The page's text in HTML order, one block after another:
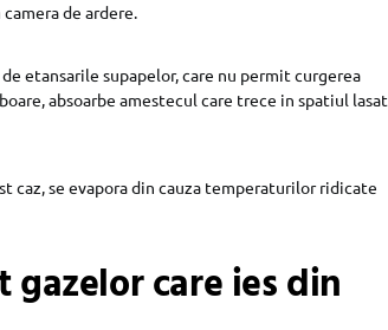
de ardere.
etansarile supapelor, care nu permit curgerea
absoarbe amestecul care trece in spatiul lasat
caz, se evapora din cauza temperaturilor ridicate
care ies din